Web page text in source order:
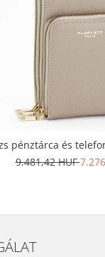
pénztárca és
9.481,42 HUF